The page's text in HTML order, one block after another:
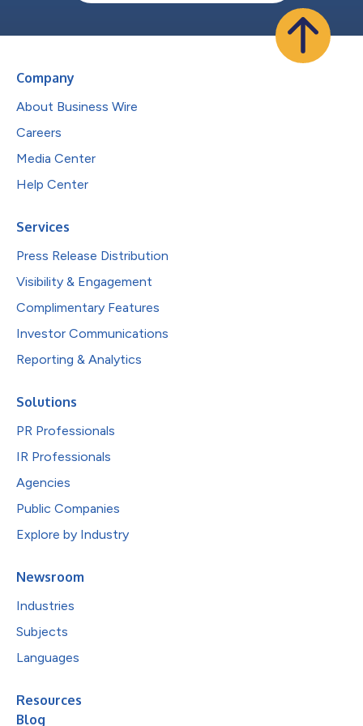
Company
About Business Wire
Careers
Media Center
Help Center
Services
Press Release Distribution
Visibility & Engagement
Complimentary Features
Investor Communications
Reporting & Analytics
Solutions
PR Professionals
IR Professionals
Agencies
Public Companies
Explore by Industry
Newsroom
Industries
Subjects
Languages
Resources
Blog